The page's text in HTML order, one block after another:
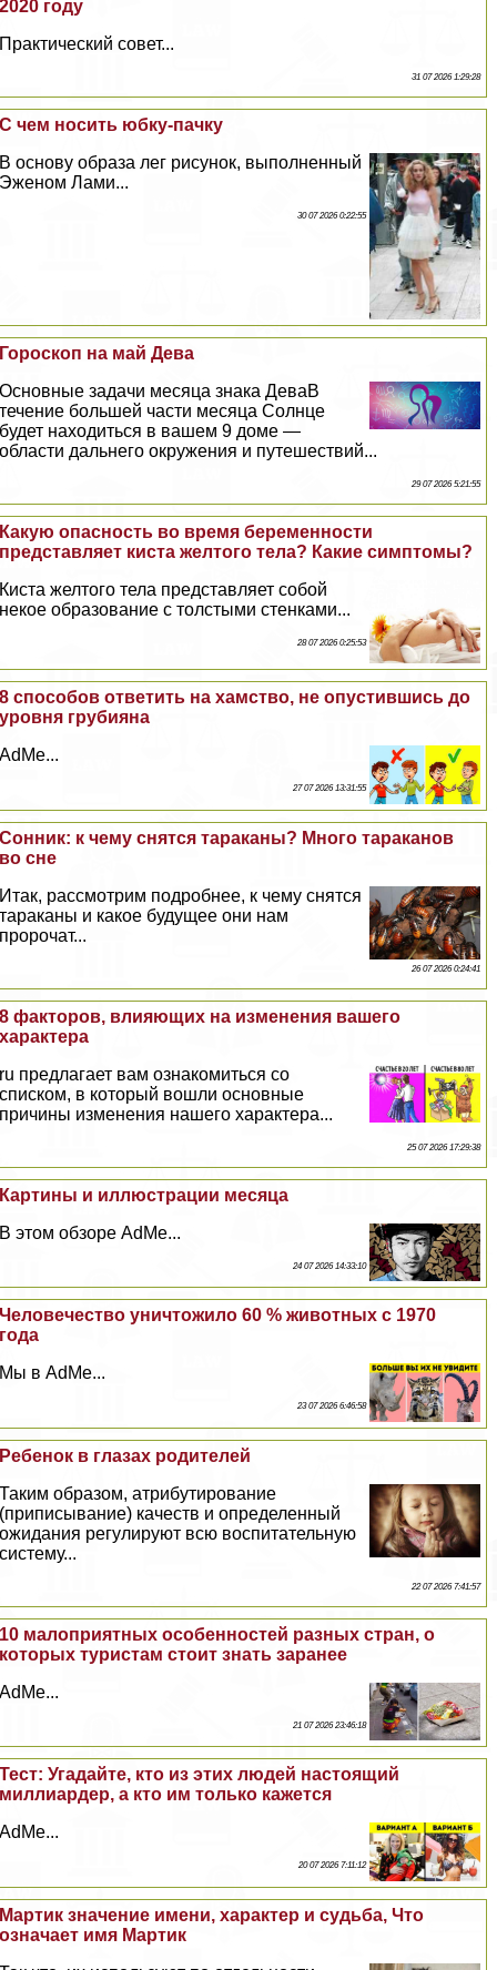
2020 году
Пpaктический совет...
31 07 2026 1:29:28
С чем носить юбку-пачку
В основу образа лег рисунок, выполненный
Эженом Лами...
30 07 2026 0:22:55
Гороскоп на май Дева
Основные задачи месяца знака ДеваВ
течение большей части месяца Солнце
будет находиться в вашем 9 доме —
области дальнего окружения и путешествий...
29 07 2026 5:21:55
Какую опасность во время беременности
представляет киста желтого тела? Какие симптомы?
Киста желтого тела представляет собой
некое образование с толстыми стенками...
28 07 2026 0:25:53
8 способов ответить на хамство, не опустившись до
уровня грубияна
AdMe...
27 07 2026 13:31:55
Сонник: к чему снятся таpaканы? Много таpaканов
во сне
Итак, рассмотрим подробнее, к чему снятся
таpaканы и какое будущее они нам
пророчат...
26 07 2026 0:24:41
8 факторов, влияющих на изменения вашего
хаpaктера
ru предлагает вам ознакомиться со
списком, в который вошли основные
причины изменения нашего хаpaктера...
25 07 2026 17:29:38
Картины и иллюстрации месяца
В этом обзоре AdMe...
24 07 2026 14:33:10
Человечество уничтожило 60 % животных с 1970
года
Мы в AdMe...
23 07 2026 6:46:58
Ребенок в глазах родителей
Таким образом, атрибутирование
(приписывание) качеств и определенный
ожидания регулируют всю воспитательную
систему...
22 07 2026 7:41:57
10 малоприятных особенностей разных стран, о
которых туристам стоит знать заранее
AdMe...
21 07 2026 23:46:18
Тест: Угадайте, кто из этих людей настоящий
миллиардер, а кто им только кажется
AdMe...
20 07 2026 7:11:12
Мартик значение имени, хаpaктер и судьба, Что
означает имя Мартик